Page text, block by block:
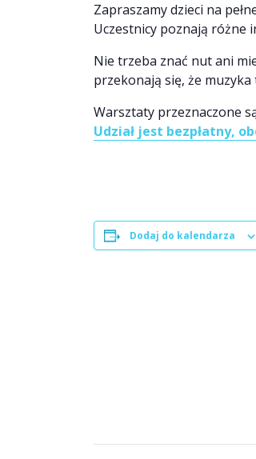
Zapraszamy dzieci na
Uczestnicy poznają różne
Nie trzeba znać nut ani
przekonają się, że
Warsztaty przeznaczone
Udział jest bezpłatny,
Dodaj do kalendarza